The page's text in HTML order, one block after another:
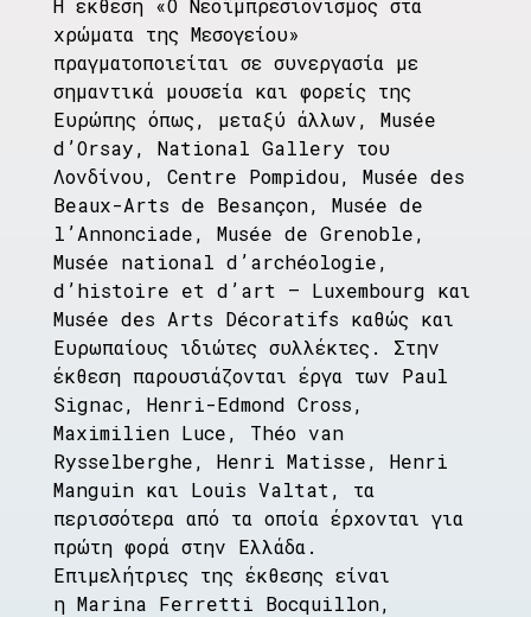
χρώματα της Μεσογείου»
πραγματοποιείται σε συνεργασία με
σημαντικά μουσεία και φορείς της
Ευρώπης όπως, μεταξύ άλλων, Musée
d’Orsay, National Gallery του
Λονδίνου, Centre Pompidou, Musée des
Beaux-Arts de Besançon, Musée de
l’Annonciade, Musée de Grenoble,
Musée national d’archéologie,
d’histoire et d’art – Luxembourg και
Musée des Arts Décoratifs καθώς και
Ευρωπαίους ιδιώτες συλλέκτες. Στην
έκθεση παρουσιάζονται έργα των Paul
Signac, Henri-Edmond Cross,
Maximilien Luce, Théo van
Rysselberghe, Henri Matisse, Henri
Manguin και Louis Valtat, τα
περισσότερα από τα οποία έρχονται για
πρώτη φορά στην Ελλάδα.
Επιμελήτριες της έκθεσης είναι
η Marina Ferretti Bocquillon,